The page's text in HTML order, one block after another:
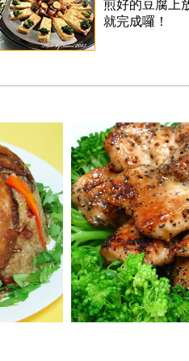
煎好的豆腐上
就完成囉！